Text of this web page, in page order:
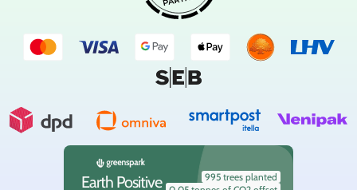
Earth Positive
995 trees planted